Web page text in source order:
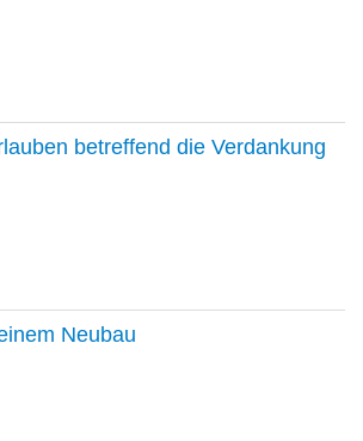
betreffend die Verdankung
Neubau